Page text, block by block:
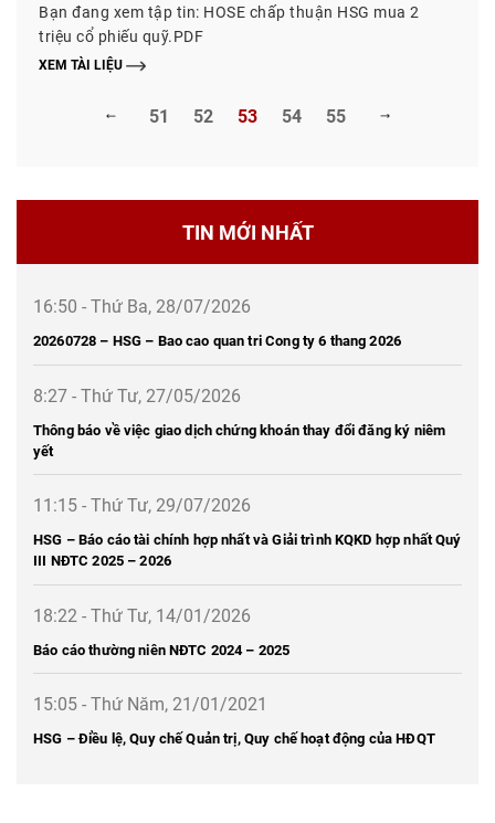
Bạn đang xem tập tin: HOSE chấp thuận HSG mua 2
triệu cổ phiếu quỹ.PDF
XEM TÀI LIỆU
51 52 53 54 55
TIN MỚI NHẤT
16:50 - Thứ Ba, 28/07/2026
20260728 – HSG – Bao cao quan tri Cong ty 6 thang 2026
8:27 - Thứ Tư, 27/05/2026
Thông báo về việc giao dịch chứng khoán thay đổi đăng ký niêm
yết
11:15 - Thứ Tư, 29/07/2026
HSG – Báo cáo tài chính hợp nhất và Giải trình KQKD hợp nhất Quý
III NĐTC 2025 – 2026
18:22 - Thứ Tư, 14/01/2026
Báo cáo thường niên NĐTC 2024 – 2025
15:05 - Thứ Năm, 21/01/2021
HSG – Điều lệ, Quy chế Quản trị, Quy chế hoạt động của HĐQT